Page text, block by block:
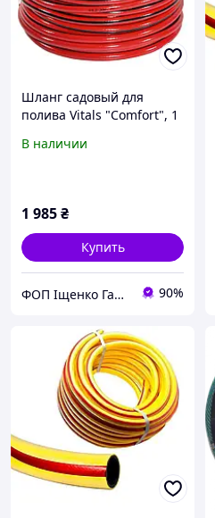
Шланг садовый для
полива Vitals "Comfort", 1
В наличии
1 985₴
Купить
ФОП Іщенко Ганна Олександрівна 90%